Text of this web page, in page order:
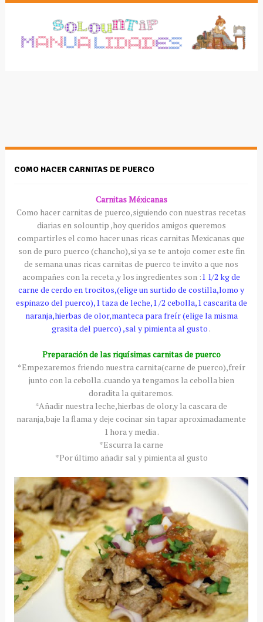
COMO HACER CARNITAS DE PUERCO
CarnitasMéxicanas
Como hacercarnitas de puerco,siguiendo con nuestras recetas
diarias en solountip ,hoy queridos amigos queremos
compartirles el como hacer unas ricascarnitas Mexicanas que
son de puro puerco (chancho),si ya se te antojo comer este fin
de semana unas ricascarnitas de puerco te invito a que nos
acompañes con la receta ,y los ingredientes son :1 1/2kgde
carne de cerdo entrocitos,(elige un surtido de costilla,lomo y
espinazo del puerco),1 taza de leche,1 /2 cebolla,1cascaritade
naranja,hierbas de olor,manteca parafreír(elige la misma
grasitadel puerco) ,sal y pimienta al gusto .
Preparación de lasriquísimascarnitasde puerco
*Empezaremos friendo nuestracarnita(carne de puerco),freír
junto con la cebolla .cuando ya tengamos la cebolla bien
doradita la quitaremos.
*Añadir nuestra leche,hierbas de olor,y la cascara de
naranja,baje laflamay deje cocinar sin taparaproximadamente
1 hora y media .
*Escurra la carne
*Por último añadir sal y pimienta al gusto